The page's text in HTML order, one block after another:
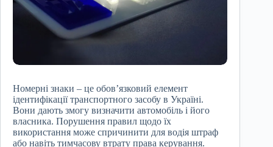
Номерні знаки – це обов’язковий елемент
ідентифікації транспортного засобу в Україні.
Вони дають змогу визначити автомобіль і його
власника. Порушення правил щодо їх
використання може спричинити для водія штраф
або навіть тимчасову втрату права керування.